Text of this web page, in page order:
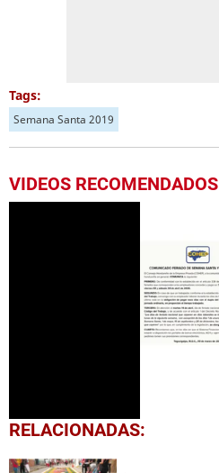
Tags:
Semana Santa 2019
VIDEOS RECOMENDADOS
0
seconds
1
RELACIONADAS: